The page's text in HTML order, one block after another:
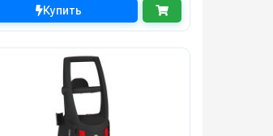
Купить